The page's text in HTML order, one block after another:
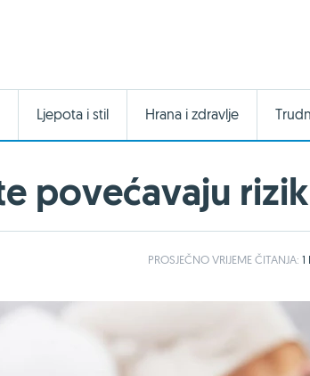
Ljepota i stil Hrana i zdravlje
povećavaju
PROSJEČNOVRIJEME ČITANJA: 1